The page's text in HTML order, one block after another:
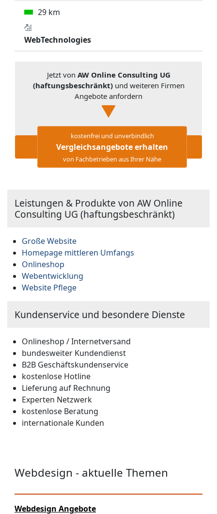
29 km
WebTechnologies
Jetzt von AW Online Consulting UG
(haftungsbeschränkt)und weiteren Firmen
Angebote anfordern
kostenfrei und unverbindlich
Vergleichsangebote erhalten
von Fachbetrieben aus Ihrer Nähe
Leistungen & Produkte von AW Online
Consulting UG (haftungsbeschränkt)
Große Website
Homepage mittleren Umfangs
Onlineshop
Webentwicklung
Website Pflege
Kundenservice und besondere Dienste
Onlineshop / Internetversand
bundesweiter Kundendienst
B2B Geschäftskundenservice
kostenlose Hotline
Lieferung auf Rechnung
Experten Netzwerk
kostenlose Beratung
internationale Kunden
Webdesign - aktuelle Themen
Webdesign Angebote